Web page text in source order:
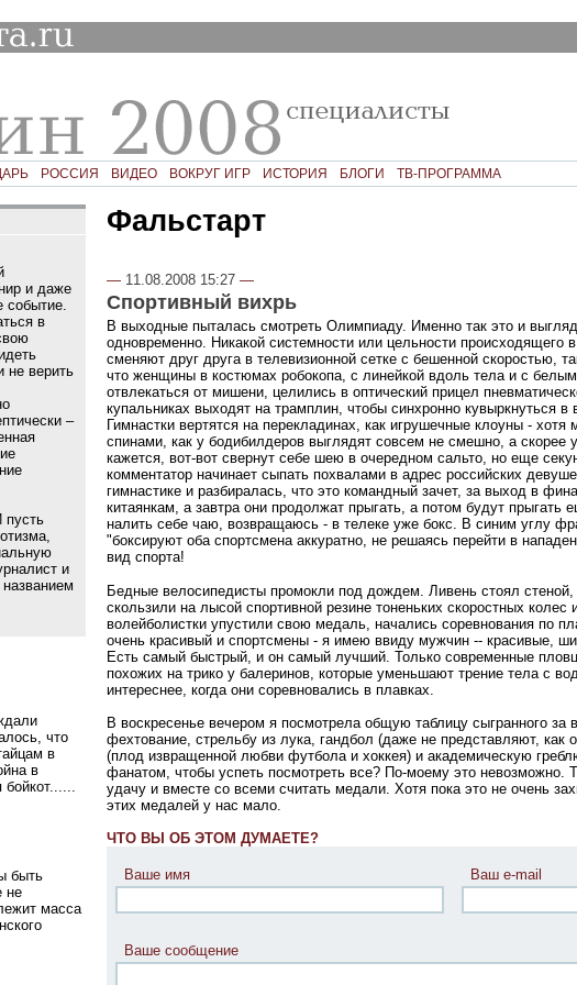
РОССИЯ ВИДЕО ВОКРУГ ИГР ИСТОРИЯ БЛОГИ ТВ-ПРОГРАММА
и даже
событие.
в
не верить
–
пусть
и
что
в
в
быть
не
масса
Фальстарт
— 11.08.2008 15:27 —
Спортивный вихрь
В выходные пыталась смотреть Олимпиаду. Именно так это и
одновременно. Никакой системности или цельности
сменяют друг друга в телевизионной сетке с бешенной скоростью,
что женщины в костюмах робокопа, с линейкой вдоль тела и с
отвлекаться от мишени, целились в оптический прицел
купальниках выходят на трамплин, чтобы синхронно кувыркнуться
Гимнастки вертятся на перекладинах, как игрушечные клоуны -
спинами, как у бодибилдеров выглядят совсем не смешно, а
кажется, вот-вот свернут себе шею в очередном сальто, но еще
комментатор начинает сыпать похвалами в адрес российских
гимнастике и разбиралась, что это командный зачет, за выход в
китаянкам, а завтра они продолжат прыгать, а потом будут
налить себе чаю, возвращаюсь - в телеке уже бокс. В синим углу
"боксируют оба спортсмена аккуратно, не решаясь перейти в
вид спорта!
Бедные велосипедисты промокли под дождем. Ливень стоял
скользили на лысой спортивной резине тоненьких скоростных
волейболистки упустили свою медаль, начались соревнования по
очень красивый и спортсмены - я имею ввиду мужчин -- красивые,
Есть самый быстрый, и он самый лучший. Только современные
похожих на трико у балеринов, которые уменьшают трение тела с
интереснее, когда они соревновались в плавках.
В воскресенье вечером я посмотрела общую таблицу сыгранного
фехтование, стрельбу из лука, гандбол (даже не представляют, как
(плод извращенной любви футбола и хоккея) и академическую
фанатом, чтобы успеть посмотреть все? По-моему это невозможно.
удачу и вместе со всеми считать медали. Хотя пока это не очень
этих медалей у нас мало.
ЧТО ВЫ ОБ ЭТОМ ДУМАЕТЕ?
Ваше имя Ваш e-mail
Ваше сообщение